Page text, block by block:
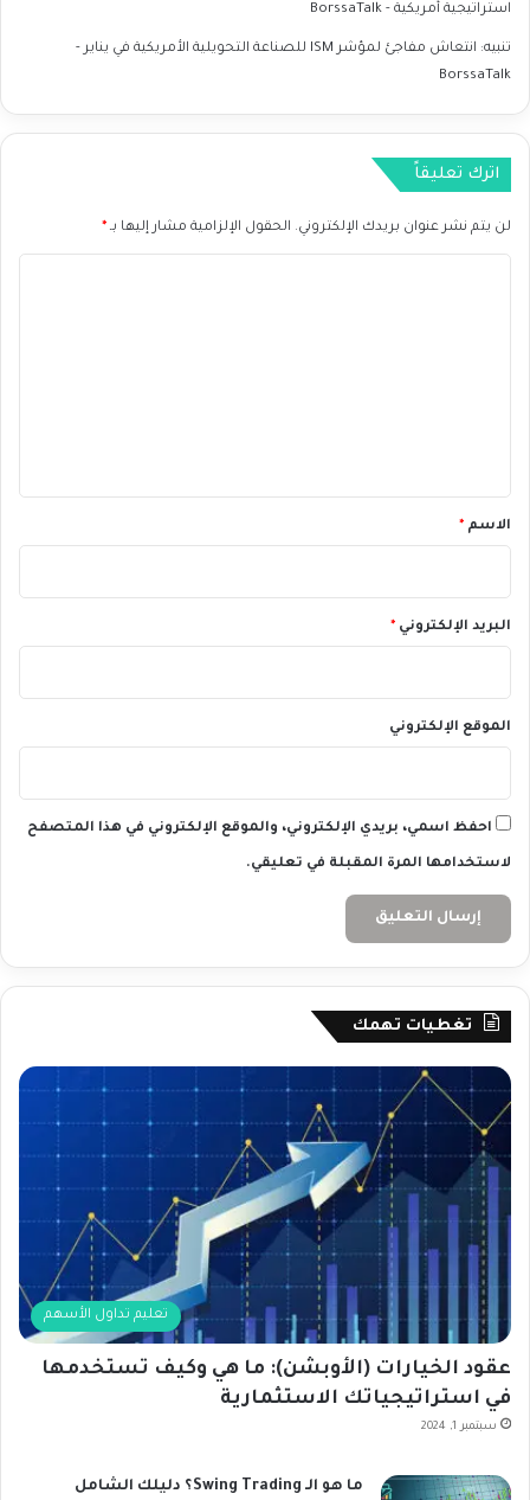
استراتيجية أمريكية - BorssaTalk
تنبيه:
انتعاش مفاجئ لمؤشر ISM للصناعة التحويلية الأمريكية في يناير -
BorssaTalk
اترك تعليقاً
لن يتم نشر عنوان بريدك الإلكتروني. الحقول الإلزامية مشار إليها بـ *
*الاسم *
البريد الإلكتروني *
الموقع الإلكتروني
احفظ اسمي، بريدي الإلكتروني، والموقع الإلكتروني في هذا المتصفح
لاستخدامها المرة المقبلة في تعليقي.
تغطيات تهمك
تعليم تداول الأسهم
عقود الخيارات (الأوبشن): ما هي وكيف تستخدمها
في استراتيجياتك الاستثمارية
سبتمبر 1, 2024
ما هو الـ Swing Trading؟ دليلك الشامل